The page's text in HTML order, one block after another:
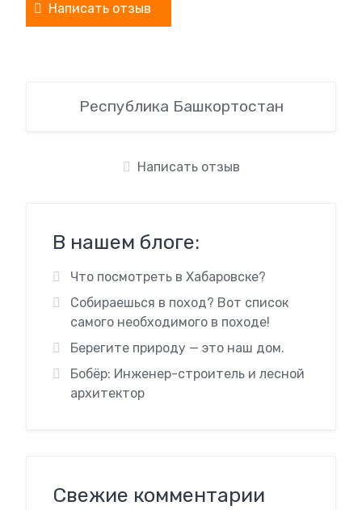
Написать отзыв
Республика Башкортостан
Написать отзыв
В нашем блоге:
Что посмотреть в Хабаровске?
Собираешься в поход? Вот список
самого необходимого в походе!
Берегите природу — это наш дом.
Бобёр: Инженер-строитель и лесной
архитектор
Свежие комментарии